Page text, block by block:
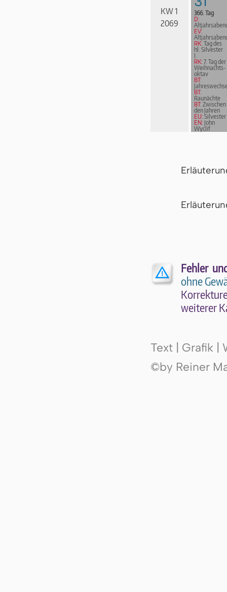
Mathilda
Wrede
KW 1
2069
366. Tag
D:
EV:
RK: Tag des
hl. Silvester
I.
RK: 7. Tag der
Weih­nachts­
ok­tav
BT:
BT:
Raunächte
BT: Zwischen
den Jahren
EU: Silvester
EN: John
Wyclif
Fehler
ohne
wei­te­rer
Text | Grafik |
©by Reiner